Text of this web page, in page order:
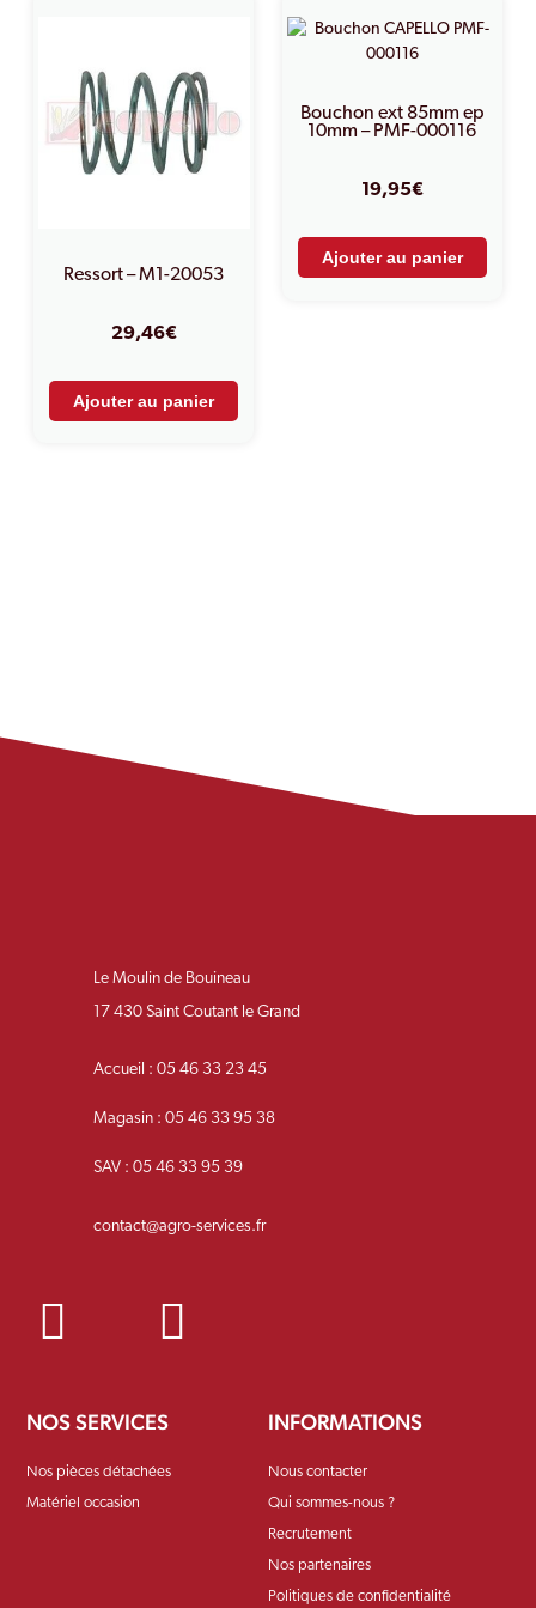
Ressort – M1-20053
29,46€
Ajouter au panier
Bouchon ext 85mm ep
10mm – PMF-000116
19,95€
Ajouter au panier
Le Moulin de Bouineau
17 430 Saint Coutant le Grand
Accueil : 05 46 33 23 45
Magasin : 05 46 33 95 38
SAV : 05 46 33 95 39
contact@agro-services.fr
NOS SERVICES
Nos pièces détachées
Matériel occasion
INFORMATIONS
Nous contacter
Qui sommes-nous ?
Recrutement
Nos partenaires
Politiques de confidentialité